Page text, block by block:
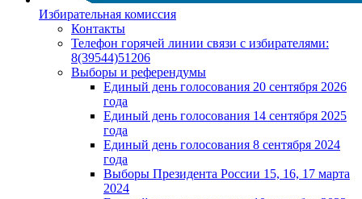
Избирательная комиссия
Контакты
Телефон горячей линии связи с избирателями:
8(39544)51206
Выборы и референдумы
Единый день голосования 20 сентября 2026
года
Единый день голосования 14 сентября 2025
года
Единый день голосования 8 сентября 2024
года
Выборы Президента России 15, 16, 17 марта
2024